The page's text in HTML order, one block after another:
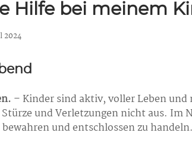
Hilfe bei meinem
2024
– Kinder sind aktiv, voller Leben
und Verletzungen nicht aus. Im
und entschlossen zu handeln.